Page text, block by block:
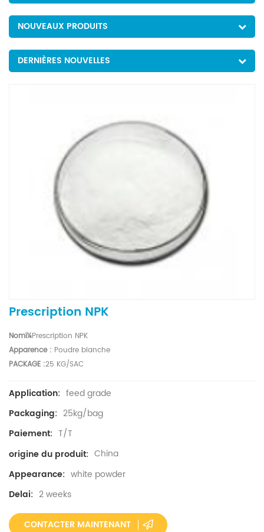
NOUVEAUX PRODUITS
DERNIÈRES NOUVELLES
Prescription NPK
Nomï¼Prescription NPK
Apparence : Poudre blanche
PACKAGE :25 KG/SAC
Application: feed grade
Packaging: 25kg/bag
Paiement: T/T
origine du produit: China
Appearance: white powder
Delai: 2 weeks
CONTACTER MAINTENANT